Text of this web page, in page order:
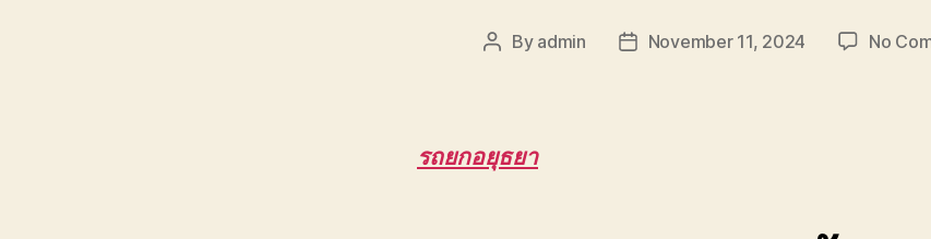
Post
By admin
PostNovember 11, 2024 No
รถยกอยุธยา